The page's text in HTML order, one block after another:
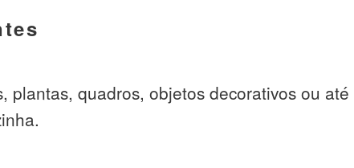
plantas, quadros, objetos decorativos ou até